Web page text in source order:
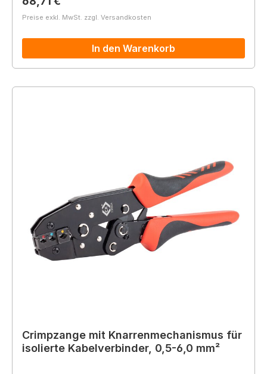
Preise exkl. MwSt. zzgl. Versandkosten
In den Warenkorb
Crimpzange mit Knarrenmechanismus für
isolierte Kabelverbinder, 0,5-6,0 mm²